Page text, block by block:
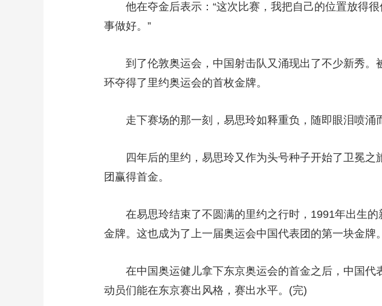
他在夺金后表示：“这次比赛，我把自己的位置放得很
事做好。”
到了伦敦奥运会，中国射击队又涌现出了不少新秀。
环夺得了里约奥运会的首枚金牌。
走下赛场的那一刻，易思玲如释重负，随即眼泪喷涌
四年后的里约，易思玲又作为头号种子开始了卫冕之
团赢得首金。
在易思玲结束了不圆满的里约之行时，1991年出生的
金牌。这也成为了上一届奥运会中国代表团的第一块金牌。
在中国奥运健儿拿下东京奥运会的首金之后，中国代
动员们能在东京赛出风格，赛出水平。(完)